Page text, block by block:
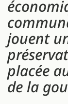
jouent
placée
de la